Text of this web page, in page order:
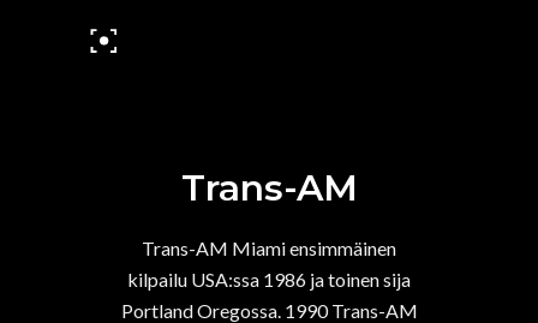
Trans-AM
Trans-AM Miami ensimmäinen
kilpailu USA:ssa 1986 ja toinen sija
Portland Oregossa. 1990 Trans-AM